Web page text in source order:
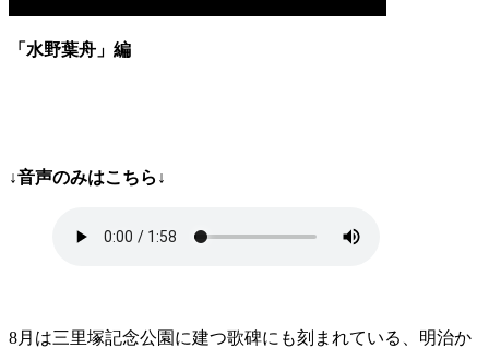
「水野葉舟」 編
↓音声のみはこちら↓
8月は三里塚記念公園に建つ歌碑にも刻まれている、明治か